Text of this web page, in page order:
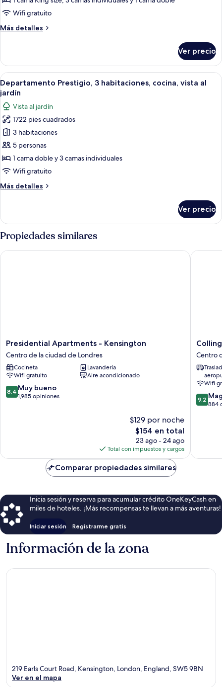
SuiteWifi gratuito
Más detalles
Más
Highgrove
Suite
Ver precio
Abrir
todas
las
fotos
de
Departamento
Prestigio,
3
habitaciones,
vista
Una sala de estar moderna con dos
11
Departamento Prestigio, 3 habitaciones, cocina, vista al
jardín
Vista al jardín
1722 pies cuadrados
3 habitaciones
5 personas
1 cama doble y 3 camas individuales
Wifi gratuito
Más detalles
Más
Prestigio,
3
habitaciones,
cocina,
vista
Ver precio
Propiedades similares
Presidential
Apartments
-
Kensington
Centro
de
la
Presidential Apartments - Kensington
Centro de la ciudad de Londres
Cocineta
Lavandería
Wifi gratuito
Aire acondicionado
8.4
de
8.4 Muy bueno
1,985 opiniones
$129 por noche
El
precio
actual
es
de
$154
$154 en total
23 ago - 24 ago
Total con impuestos y cargos
Presidential Apartments - Kensington
Centro
la
ciudad
de
Centro
Wifi
9.2
de
9.2
884
Comparar propiedades similares
Inicia sesión y reserva para acumular crédito OneKeyCash en
miles de hoteles. ¡Más recompensas te llevan a más aventuras!
Iniciar sesión Registrarme gratis
Información de la zona
219 Earls Court Road, Kensington, London, England, SW5 9BN
Ver en el mapa